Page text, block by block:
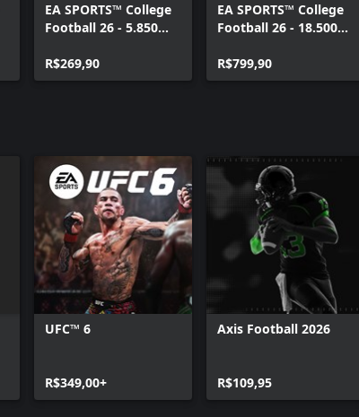
EA SPORTS™ College
Football 26 - 5.850
Points
R$269,90
EA SPORTS™ College
Football 26 - 18.500
Points
R$799,90
UFC™ 6
R$349,00+
Axis Football 2026
R$109,95